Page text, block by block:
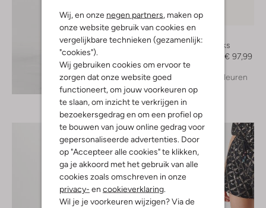
Wij, en onze negen partners, maken op
onze website gebruik van cookies en
vergelijkbare technieken (gezamenlijk:
"cookies").
Wij gebruiken cookies om ervoor te
zorgen dat onze website goed
functioneert, om jouw voorkeuren op
te slaan, om inzicht te verkrijgen in
bezoekersgedrag en om een profiel op
te bouwen van jouw online gedrag voor
gepersonaliseerde advertenties. Door
op "Accepteer alle cookies" te klikken,
ga je akkoord met het gebruik van alle
cookies zoals omschreven in onze
privacy- en cookieverklaring.
Wil je je voorkeuren wijzigen? Via de
Ontdek de look
-30%
Unisa
Slingbacks
€ 97,99
+ meer kleuren